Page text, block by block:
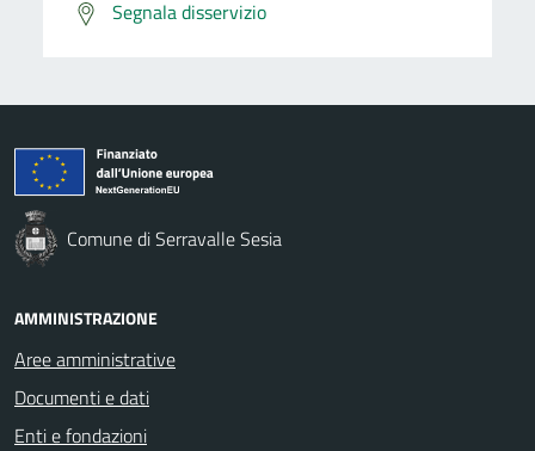
Segnala disservizio
Comune di Serravalle Sesia
AMMINISTRAZIONE
Aree amministrative
Documenti e dati
Enti e fondazioni